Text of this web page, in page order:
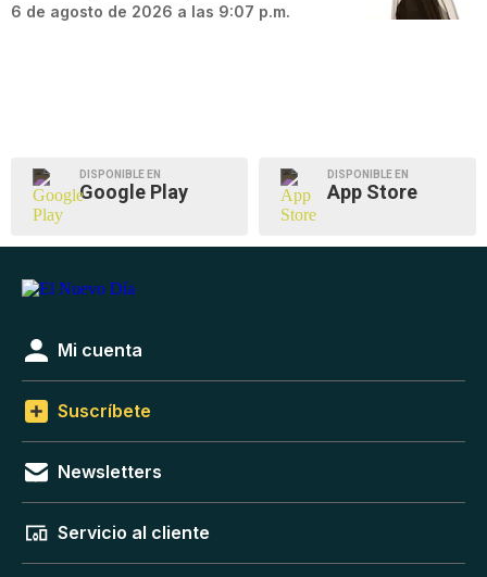
6 de agosto de 2026 a las 9:07 p.m.
DISPONIBLE EN
Google Play
DISPONIBLE EN
App Store
Mi cuenta
Suscríbete
Newsletters
Servicio al cliente